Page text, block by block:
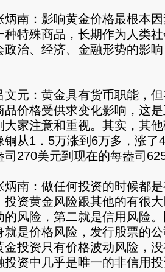
：影响黄金价格最根本因
种特殊商品，长期作为人类
政治、经济、金融形势的影
：黄金具有货币职能，但
品价格受供求变化影响，这
大家注意和重视。其实，其
铜从1．5万涨到6万多，涨了
司270美元到现在的每盎司
：做任何投资的时候都是
投资黄金风险跟其他的有很
的风险，第二就是信用风险
就是价格风险，发行股票的
金投资只有价格波动风险，
投资中几乎是唯一的非信用